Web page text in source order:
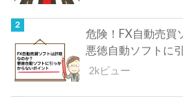
危険！FX自動売買
悪徳自動ソフトに
2kビュー